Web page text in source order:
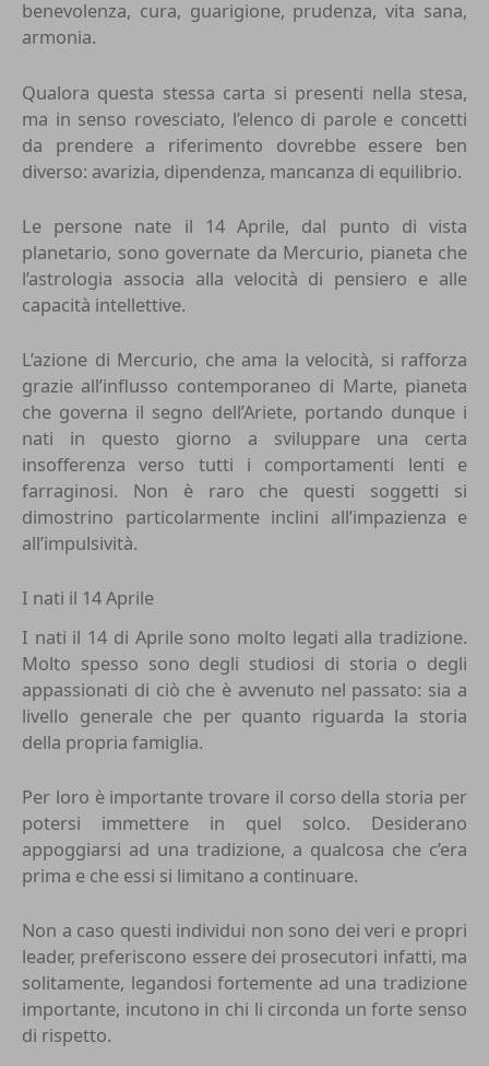
benevolenza, cura, guarigione, prudenza, vita sana,
armonia.
Qualora questa stessa carta si presenti nella stesa,
ma in senso rovesciato, l’elenco di parole e concetti
da prendere a riferimento dovrebbe essere ben
diverso: avarizia, dipendenza, mancanza di equilibrio.
Le persone nate il 14 Aprile, dal punto di vista
planetario, sono governate da Mercurio, pianeta che
l’astrologia associa alla velocità di pensiero e alle
capacità intellettive.
L’azione di Mercurio, che ama la velocità, si rafforza
grazie all’influsso contemporaneo di Marte, pianeta
che governa il segno dell’Ariete, portando dunque i
nati in questo giorno a sviluppare una certa
insofferenza verso tutti i comportamenti lenti e
farraginosi. Non è raro che questi soggetti si
dimostrino particolarmente inclini all’impazienza e
all’impulsività.
I nati il 14 Aprile
I nati il 14 di Aprile sono molto legati alla tradizione.
Molto spesso sono degli studiosi di storia o degli
appassionati di ciò che è avvenuto nel passato: sia a
livello generale che per quanto riguarda la storia
della propria famiglia.
Per loro è importante trovare il corso della storia per
potersi immettere in quel solco. Desiderano
appoggiarsi ad una tradizione, a qualcosa che c’era
prima e che essi si limitano a continuare.
Non a caso questi individui non sono dei veri e propri
leader, preferiscono essere dei prosecutori infatti, ma
solitamente, legandosi fortemente ad una tradizione
importante, incutono in chi li circonda un forte senso
di rispetto.